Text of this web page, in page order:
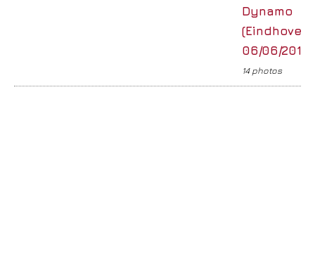
Dynamo
(Eindhoven)
06/06/2019
14 photos